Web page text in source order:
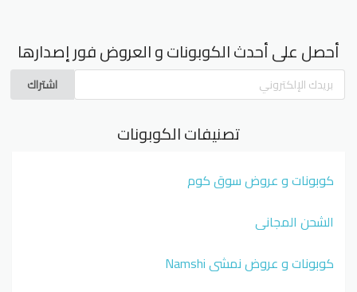
أحصل على أحدث الكوبونات و العروض فور إصدارها
اشتراك
تصنيفات الكوبونات
كوبونات و عروض سوق كوم
الشحن المجاني
كوبونات و عروض نمشي Namshi